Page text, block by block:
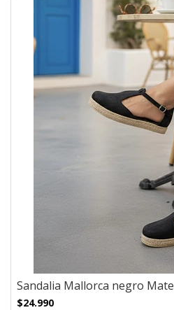
Sandalia Mallorca negro Mate
$24.990